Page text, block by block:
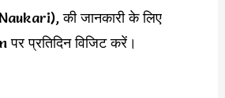
की जानकारी के लिए
प्रतिदिन विजिट करें।